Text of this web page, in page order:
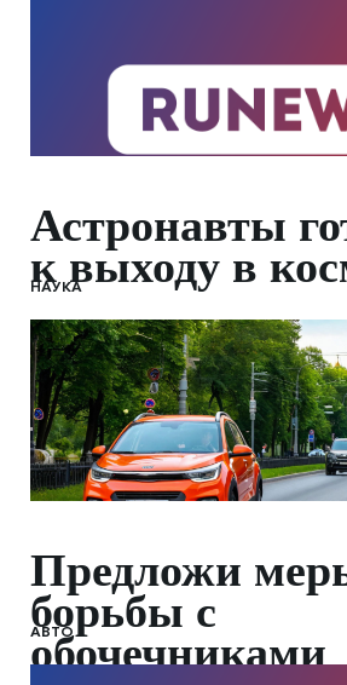
Астронавты
к выходу в
НАУКА
Предложи
борьбы с
обочечниками
АВТО